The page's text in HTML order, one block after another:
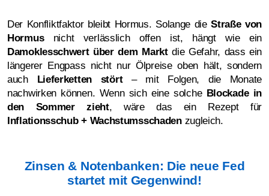
Der Konfliktfaktor bleibt Hormus. Solange dieStraße von
Hormusnicht verlässlich offen ist, hängt wie ein
Damoklesschwert über dem Marktdie Gefahr, dass ein
längerer Engpass nicht nur Ölpreise oben hält, sondern
auch Lieferketten stört– mit Folgen, die Monate
nachwirken können. Wenn sich eine solche Blockade in
den Sommer zieht, wäre das ein Rezept für
Inflationsschub + Wachstumsschadenzugleich.
Zinsen & Notenbanken: Die neue Fed
startet mit Gegenwind!